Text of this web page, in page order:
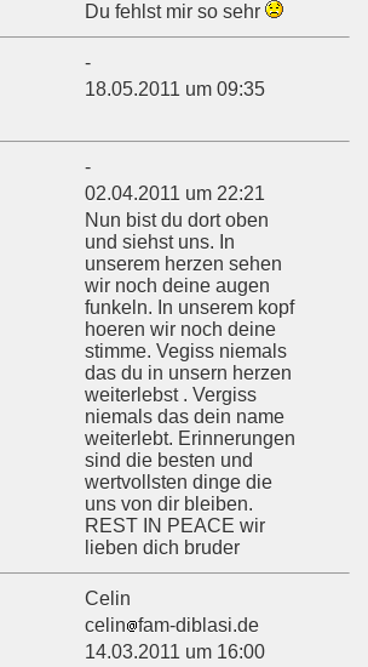
Du fehlst mir so sehr
-
18.05.2011 um 09:35
-
02.04.2011 um 22:21
Nun bist du dort oben
und siehst uns. In
unserem herzen sehen
wir noch deine augen
funkeln. In unserem kopf
hoeren wir noch deine
stimme. Vegiss niemals
das du in unsern herzen
weiterlebst . Vergiss
niemals das dein name
weiterlebt. Erinnerungen
sind die besten und
wertvollsten dinge die
uns von dir bleiben.
REST IN PEACE wir
lieben dich bruder
Celin
celin
fam-diblasi.de
14.03.2011 um 16:00